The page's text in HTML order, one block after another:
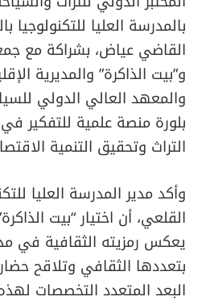
بالمدرسة العليا للتكنولوجيا
القاضي عياض، بشراكة مع
و”بيت الذاكرة” والمديرية
والمعهد العالي الدولي
بلورة منصة علمية للتفكير
التراث وتحقيق التنمية
وأكد مدير المدرسة العليا
القلعي، أن اختيار “بيت
يعكس رمزيته الثقافية في
بتعددها الثقافي وتلاقح
البعد المتعدد التخصصات